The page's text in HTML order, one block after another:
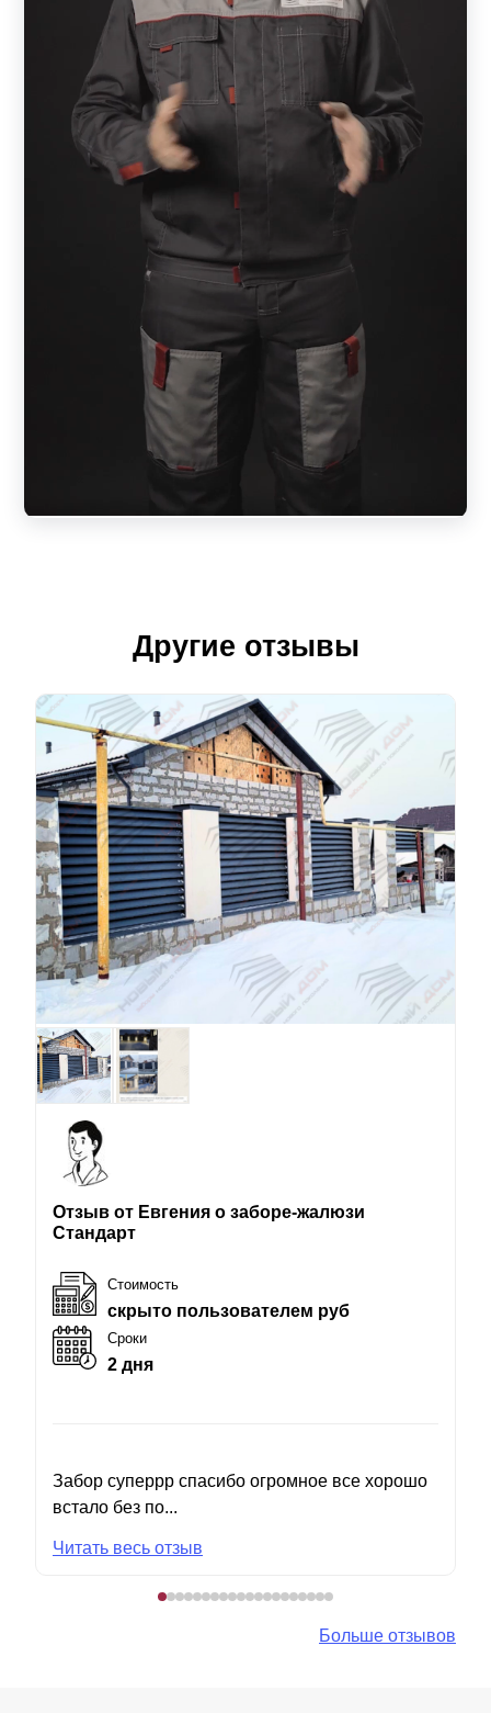
Другие отзывы
Отзыв от Евгения о заборе-жалюзи
Стандарт
Стоимость
скрыто пользователем руб
Сроки
2 дня
Забор суперрр спасибо огромное все хорошо
встало без по...
Читать весь отзыв
Больше отзывов